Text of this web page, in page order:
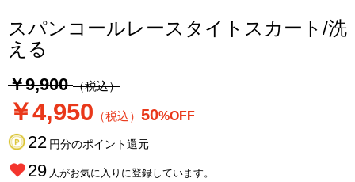
スパンコールレースタイトスカート/洗
える
￥9,900（税込）
￥4,950 （税込） 50%OFF
22 円分のポイント還元
29 人がお気に入りに登録しています。